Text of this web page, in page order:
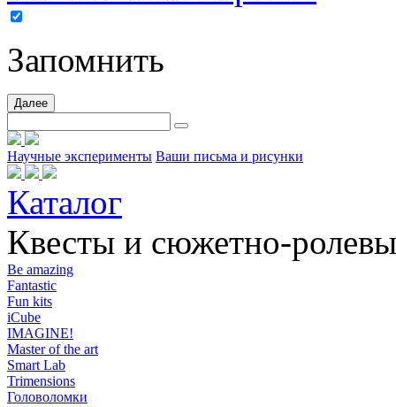
Запомнить
Далее
Научные эксперименты Ваши письма и рисунки
Каталог
Квесты и сюжетно-
Be amazing
Fantastic
Fun kits
iCube
IMAGINE!
Master of the art
Smart Lab
Trimensions
Головоломки